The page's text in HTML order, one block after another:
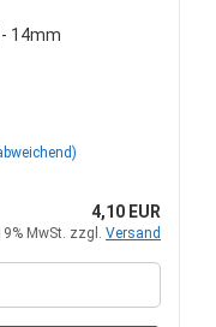
14mm
4,10 EUR
MwSt. zzgl. Versand